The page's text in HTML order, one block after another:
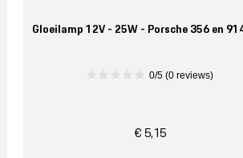
Gloeilamp 12V - 25W - Porsche 356 en
0/5 (0 reviews)
€ 5,15